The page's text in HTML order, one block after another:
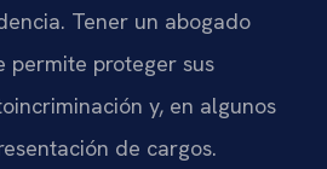
Tener un abogado
permite proteger sus
y, en algunos
de cargos.